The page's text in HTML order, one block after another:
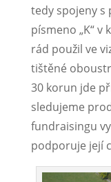
tedy spojeny s
písmeno „K“ v
rád použil ve
tištěné
30 korun jde
sledujeme
fundraisingu
podporuje její